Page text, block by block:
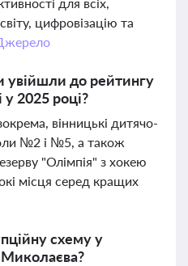
цифровізацію та
увійшли до рейтингу
2025 році?
вінницькі дитячо-
№2 і №5, а також
"Олімпія" з хокею
місця серед кращих
схему у